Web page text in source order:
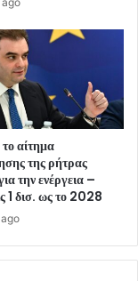
αίτημα
της ρήτρας
την ενέργεια –
1 δισ. ως το 2028